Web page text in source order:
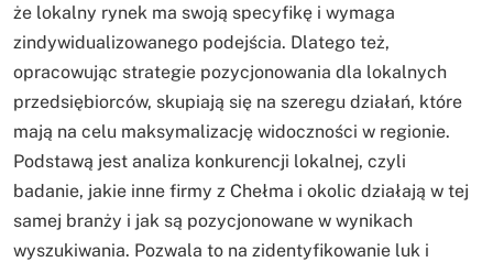
że lokalny rynek ma swoją specyfikę i wymaga
zindywidualizowanego podejścia. Dlatego też,
opracowując strategie pozycjonowania dla lokalnych
przedsiębiorców, skupiają się na szeregu działań, które
mają na celu maksymalizację widoczności w regionie.
Podstawą jest analiza konkurencji lokalnej, czyli
badanie, jakie inne firmy z Chełma i okolic działają w tej
samej branży i jak są pozycjonowane w wynikach
wyszukiwania. Pozwala to na zidentyfikowanie luk i